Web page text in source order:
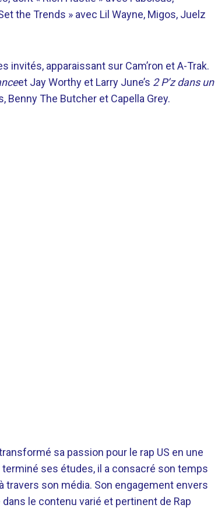
the Trends » avec Lil Wayne, Migos, Juelz
apparaissant sur Cam’ron et A-Trak.
et Jay Worthy et Larry June’s 2 P’z dans un
Benny The Butcher et Capella Grey.
sa passion pour le rap US en une
ses études, il a consacré son temps
travers son média. Son engagement envers
le contenu varié et pertinent de Rap